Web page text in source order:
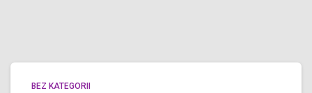
BEZ KATEGORII